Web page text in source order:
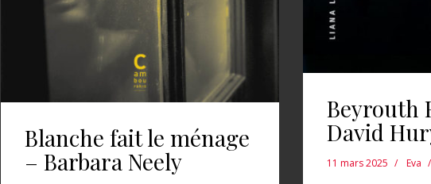
Blanche fait le ménage
– Barbara Neely
Beyrouth
David
11 mars 2025 Eva